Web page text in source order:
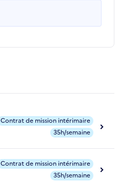
Contrat de mission intérimaire
35h/semaine
Contrat de mission intérimaire
35h/semaine